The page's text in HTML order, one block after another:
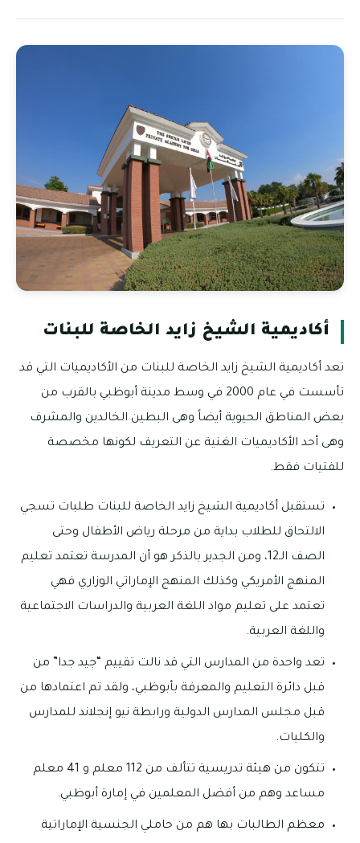
أكاديمية الشيخ زايد الخاصة للبنات
تعد أكاديمية الشيخ زايد الخاصة للبنات من الأكاديميات التي قد
تأسست في عام 2000 في وسط مدينة أبوظبي بالقرب من
بعض المناطق الحيوية أيضاً وهى البطين الخالدين والمشرف
وهى أحد الأكاديميات الغنية عن التعريف لكونها مخصصة
للفتيات فقط.
تستقبل أكاديمية الشيخ زايد الخاصة للبنات طلبات تسجي
الالتحاق للطلاب بداية من مرحلة رياض الأطفال وحتى
الصف الـ12، ومن الجدير بالذكر هو أن المدرسة تعتمد تعليم
المنهج الأمريكي وكذلك المنهج الإماراتي الوزاري فهي
تعتمد على تعليم مواد اللغة العربية والدراسات الاجتماعية
واللغة العربية.
تعد واحدة من المدارس التي قد نالت تقييم “جيد جدا” من
قبل دائرة التعليم والمعرفة بأبوظبي، ولقد تم اعتمادها من
قبل مجلس المدارس الدولية ورابطة نيو إنجلاند للمدارس
والكليات.
تتكون من هيئة تدريسية تتألف من 112 معلم و 41 معلم
مساعد وهم من أفضل المعلمين في إمارة أبوظبي.
معظم الطالبات بها هم من حاملي الجنسية الإماراتية